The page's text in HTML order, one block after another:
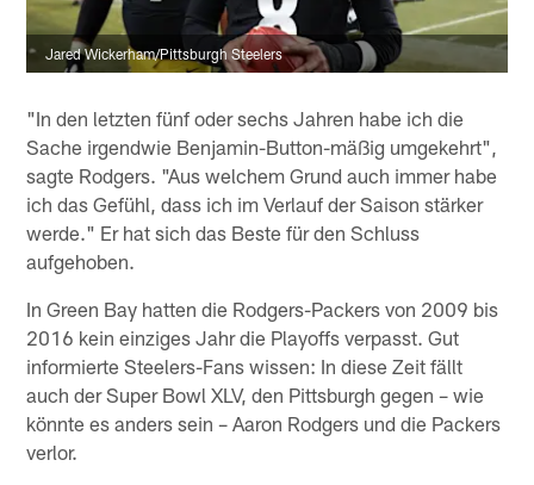
Jared Wickerham/Pittsburgh Steelers
"In den letzten fünf oder sechs Jahren habe ich die
Sache irgendwie Benjamin-Button-mäßig umgekehrt",
sagte Rodgers. "Aus welchem Grund auch immer habe
ich das Gefühl, dass ich im Verlauf der Saison stärker
werde." Er hat sich das Beste für den Schluss
aufgehoben.
In Green Bay hatten die Rodgers-Packers von 2009 bis
2016 kein einziges Jahr die Playoffs verpasst. Gut
informierte Steelers-Fans wissen: In diese Zeit fällt
auch der Super Bowl XLV, den Pittsburgh gegen – wie
könnte es anders sein – Aaron Rodgers und die Packers
verlor.